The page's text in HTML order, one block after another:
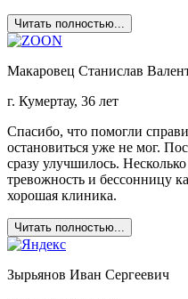
Читать полностью...
Макаровец Станислав
г. Кумертау, 36 лет
Спасибо, что помогли
остановиться уже не мог.
сразу улучшилось.
тревожность и бессонницу
хорошая клиника.
Читать полностью...
Зырьянов Иван Сергеевич